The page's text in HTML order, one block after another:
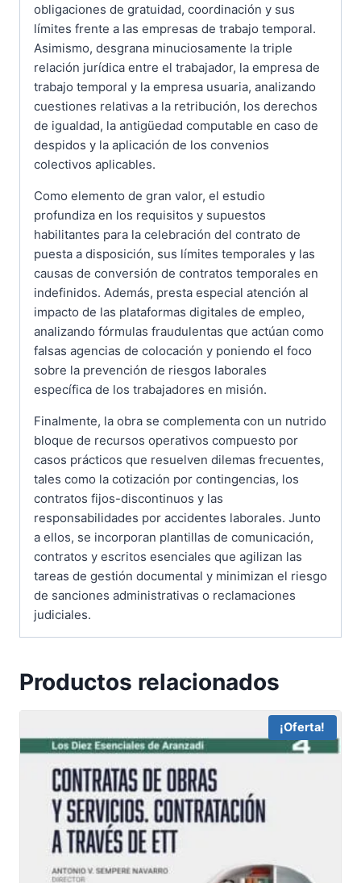
obligaciones de gratuidad, coordinación y sus
límites frente a las empresas de trabajo temporal.
Asimismo, desgrana minuciosamente la triple
relación jurídica entre el trabajador, la empresa de
trabajo temporal y la empresa usuaria, analizando
cuestiones relativas a la retribución, los derechos
de igualdad, la antigüedad computable en caso de
despidos y la aplicación de los convenios
colectivos aplicables.
Como elemento de gran valor, el estudio
profundiza en los requisitos y supuestos
habilitantes para la celebración del contrato de
puesta a disposición, sus límites temporales y las
causas de conversión de contratos temporales en
indefinidos. Además, presta especial atención al
impacto de las plataformas digitales de empleo,
analizando fórmulas fraudulentas que actúan como
falsas agencias de colocación y poniendo el foco
sobre la prevención de riesgos laborales
específica de los trabajadores en misión.
Finalmente, la obra se complementa con un nutrido
bloque de recursos operativos compuesto por
casos prácticos que resuelven dilemas frecuentes,
tales como la cotización por contingencias, los
contratos fijos-discontinuos y las
responsabilidades por accidentes laborales. Junto
a ellos, se incorporan plantillas de comunicación,
contratos y escritos esenciales que agilizan las
tareas de gestión documental y minimizan el riesgo
de sanciones administrativas o reclamaciones
judiciales.
Productos relacionados
¡Oferta!